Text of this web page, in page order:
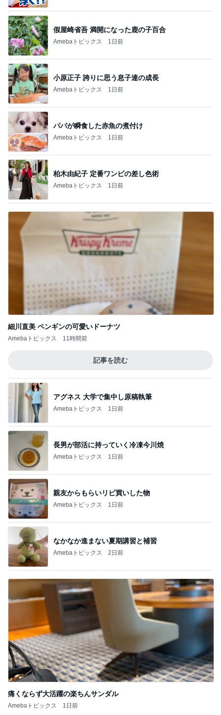
假屋崎省吾 満開になった鹿の子百合
Amebaトピックス 1日前
小原正子 誇りに思う息子達の成長
Amebaトピックス 1日前
パパが瞬食した赤魚の煮付け
Amebaトピックス 1日前
柏木由紀子 定番ワンピの差し色術
Amebaトピックス 1日前
細川直美 ペンギンの可愛いドーナツ
Amebaトピックス 11時間前
記事を読む
アグネス 大学で集中し原稿執筆
Amebaトピックス 1日前
長男が部活に持っていく冷凍今川焼
Amebaトピックス 1日前
親友からもらいリピ買いした物
Amebaトピックス 1日前
なかなか進まない夏期講習と補習
Amebaトピックス 2日前
痛くならず大活躍の楽ちんサンダル
Amebaトピックス 1日前